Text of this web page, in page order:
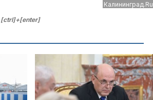
Калининград.Ru
[ctrl]+[enter]